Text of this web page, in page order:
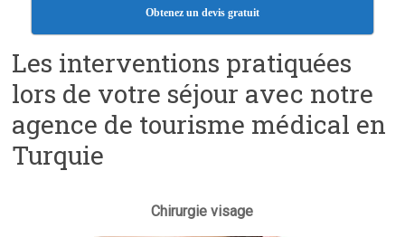
Obtenez un devis gratuit
Les interventions pratiquées
lors de votre séjour avec notre
agence de tourisme médical en
Turquie
Chirurgie visage